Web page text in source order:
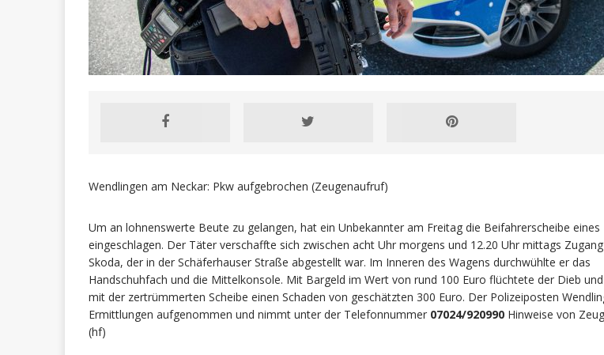
Wendlingen am Neckar: Pkw aufgebrochen (Zeugenaufruf)
Um an lohnenswerte Beute zu gelangen, hat ein Unbekannter am Freitag die Beifahrerscheibe eines
eingeschlagen. Der Täter verschaffte sich zwischen acht Uhr morgens und 12.20 Uhr mittags
Skoda, der in der Schäferhauser Straße abgestellt war. Im Inneren des Wagens durchwühlte er das
Handschuhfach und die Mittelkonsole. Mit Bargeld im Wert von rund 100 Euro flüchtete der Dieb
mit der zertrümmerten Scheibe einen Schaden von geschätzten 300 Euro. Der Polizeiposten
Ermittlungen aufgenommen und nimmt unter der Telefonnummer 07024/920990 Hinweise von
(hf)